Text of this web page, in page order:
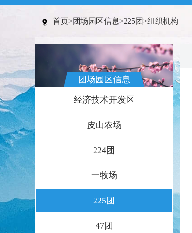
首页>团场园区信息>225团>组织机构
团场园区信息
经济技术开发区
皮山农场
224团
一牧场
225团
47团